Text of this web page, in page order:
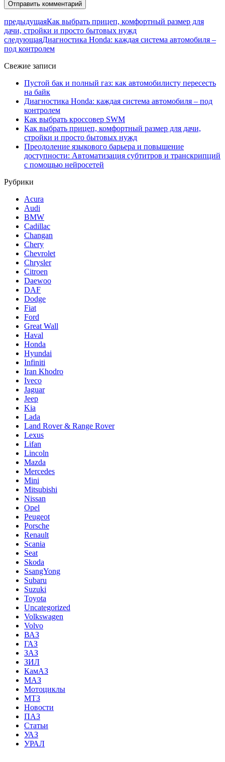
предыдущаяКак выбрать прицеп, комфортный размер для
дачи, стройки и просто бытовых нужд
следующаяДиагностика Honda: каждая система автомобиля –
под контролем
Свежие записи
Пустой бак и полный газ: как автомобилисту пересесть
на байк
Диагностика Honda: каждая система автомобиля – под
контролем
Как выбрать кроссовер SWM
Как выбрать прицеп, комфортный размер для дачи,
стройки и просто бытовых нужд
Преодоление языкового барьера и повышение
доступности: Автоматизация субтитров и транскрипций
с помощью нейросетей
Рубрики
Acura
Audi
BMW
Cadillac
Changan
Chery
Chevrolet
Chrysler
Citroen
Daewoo
DAF
Dodge
Fiat
Ford
Great Wall
Haval
Honda
Hyundai
Infiniti
Iran Khodro
Iveco
Jaguar
Jeep
Kia
Lada
Land Rover & Range Rover
Lexus
Lifan
Lincoln
Mazda
Mercedes
Mini
Mitsubishi
Nissan
Opel
Peugeot
Porsche
Renault
Scania
Seat
Skoda
SsangYong
Subaru
Suzuki
Toyota
Uncategorized
Volkswagen
Volvo
ВАЗ
ГАЗ
ЗАЗ
ЗИЛ
КамАЗ
МАЗ
Мотоциклы
МТЗ
Новости
ПАЗ
Статьи
УАЗ
УРАЛ